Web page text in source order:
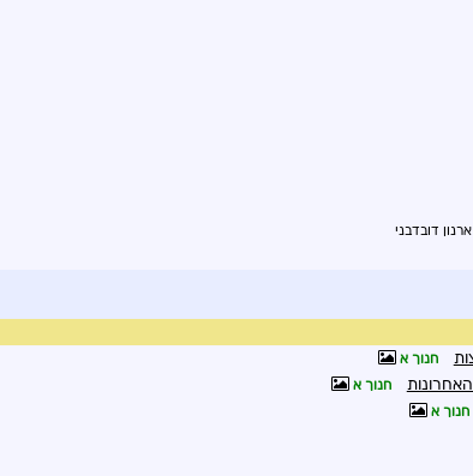
ארנון דובדבני
חנוך א
חנוך א
חנוך א